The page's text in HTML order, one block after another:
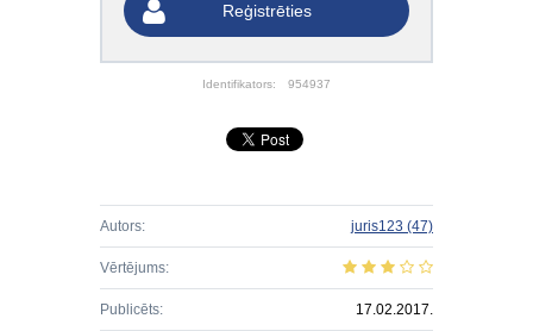
Reģistrēties
Identifikators: 954937
Autors: juris123 (47)
Vērtējums:
Publicēts: 17.02.2017.